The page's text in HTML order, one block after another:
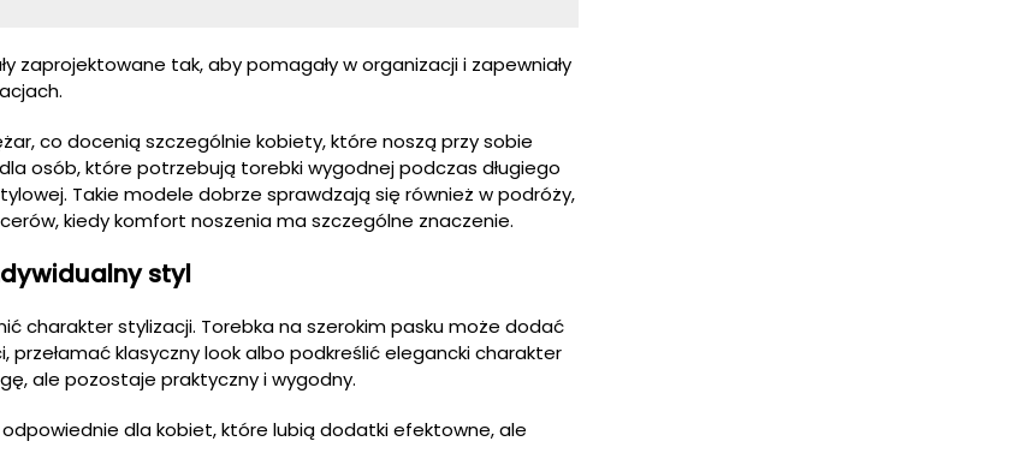
zaprojektowane tak, aby pomagały w organizacji i zapewniały
co docenią szczególnie kobiety, które noszą przy sobie
osób, które potrzebują torebki wygodnej podczas długiego
Takie modele dobrze sprawdzają się również w podróży,
kiedy komfort noszenia ma szczególne znaczenie.
styl
charakter stylizacji. Torebka na szerokim pasku może dodać
klasyczny look albo podkreślić elegancki charakter
ale pozostaje praktyczny i wygodny.
dla kobiet, które lubią dodatki efektowne, ale